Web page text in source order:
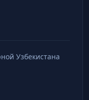
Узбекистана